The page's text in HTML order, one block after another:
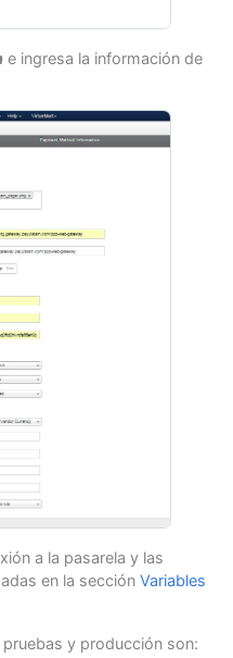
e ingresa la información de
a la pasarela y las
en la sección Variables
y producción son: